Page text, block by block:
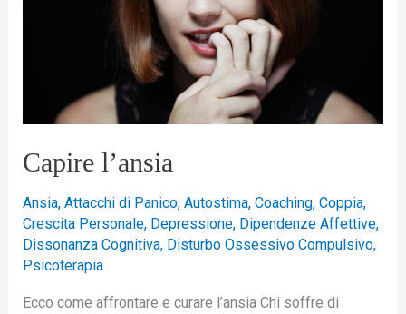
Capire l’ansia
Ansia, Attacchi di Panico, Autostima, Coaching, Coppia,
Crescita Personale, Depressione, Dipendenze Affettive,
Dissonanza Cognitiva, Disturbo Ossessivo Compulsivo,
Psicoterapia
Ecco come affrontare e curare l’ansia Chi soffre di